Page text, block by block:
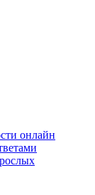
онлайн